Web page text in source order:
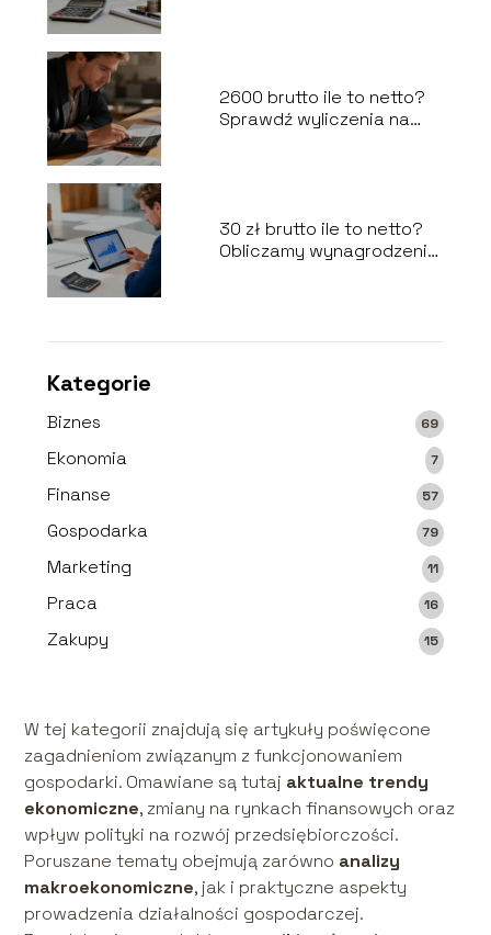
2600 brutto ile to netto?
Sprawdź wyliczenia na
30 zł brutto ile to netto?
Obliczamy wynagrodzenie
Kategorie
Biznes 69
Ekonomia 7
Finanse 57
Gospodarka 79
Marketing 11
Praca 16
Zakupy 15
W tej kategorii znajdują się artykuły poświęcone
zagadnieniom związanym z funkcjonowaniem
gospodarki. Omawiane są tutaj aktualne trendy
ekonomiczne, zmiany na rynkach finansowych oraz
wpływ polityki na rozwój przedsiębiorczości.
Poruszane tematy obejmują zarówno analizy
makroekonomiczne, jak i praktyczne aspekty
prowadzenia działalności gospodarczej.